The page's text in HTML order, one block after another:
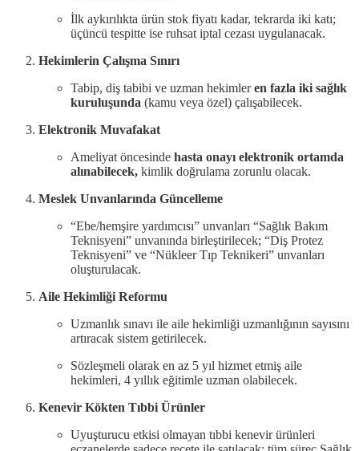
İlk aykırılıkta ürün stok fiyatı kadar, tekrarda iki katı;
üçüncü tespitte ise ruhsat iptal cezası uygulanacak.
Hekimlerin Çalışma Sınırı
Tabip, diş tabibi ve uzman hekimleren fazla iki sağlık
kuruluşunda (kamu veya özel) çalışabilecek.
Elektronik Muvafakat
Ameliyat öncesinde hasta onayı elektronik ortamda
alınabilecek, kimlik doğrulama zorunlu olacak.
Meslek Unvanlarında Güncelleme
“Ebe/hemşire yardımcısı” unvanları “Sağlık Bakım
Teknisyeni” unvanında birleştirilecek; “Diş Protez
Teknisyeni” ve “Nükleer Tıp Teknikeri” unvanları
oluşturulacak.
Aile Hekimliği Reformu
Uzmanlık sınavı ile aile hekimliği uzmanlığının sayısını
artıracak sistem getirilecek.
Sözleşmeli olarak en az 5 yıl hizmet etmiş aile
hekimleri, 4 yıllık eğitimle uzman olabilecek.
Kenevir Kökten Tıbbi Ürünler
Uyuşturucu etkisi olmayan tıbbi kenevir ürünleri